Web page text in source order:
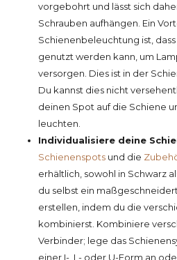
vorgebohrt und lässt sich
Schrauben aufhängen. Ein
Schienenbeleuchtung ist,
genutzt werden kann, um
versorgen. Dies ist in der
Du kannst dies nicht
deinen Spot auf die Schiene
leuchten.
Individualisiere deine
Schienenspots und die
erhältlich, sowohl in Schwarz
du selbst ein
erstellen, indem du die
kombinierst. Kombiniere
Verbinder; lege das
einer I-, L- oder U-Form an